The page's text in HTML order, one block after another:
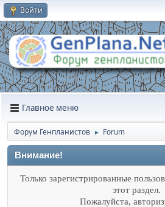
Войти
Главное меню
Форум Генпланистов ► Forum
Внимание!
Только зарегистрированные
этот раздел.
Пожалуйста,